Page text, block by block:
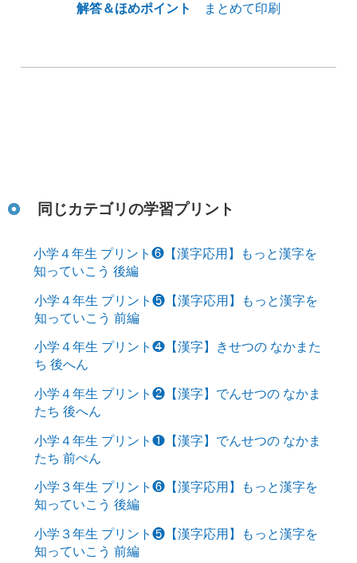
解答＆ほめポイント
まとめて印刷
同じカテゴリの学習プリント
小学４年生 プリント❻【漢字応用】もっと漢字を
知っていこう 後編
小学４年生 プリント❺【漢字応用】もっと漢字を
知っていこう 前編
小学４年生 プリント❹【漢字】きせつの なかまた
ち 後へん
小学４年生 プリント❷【漢字】でんせつの なかま
たち 後へん
小学４年生 プリント❶【漢字】でんせつの なかま
たち 前ぺん
小学３年生 プリント❻【漢字応用】もっと漢字を
知っていこう 後編
小学３年生 プリント❺【漢字応用】もっと漢字を
知っていこう 前編